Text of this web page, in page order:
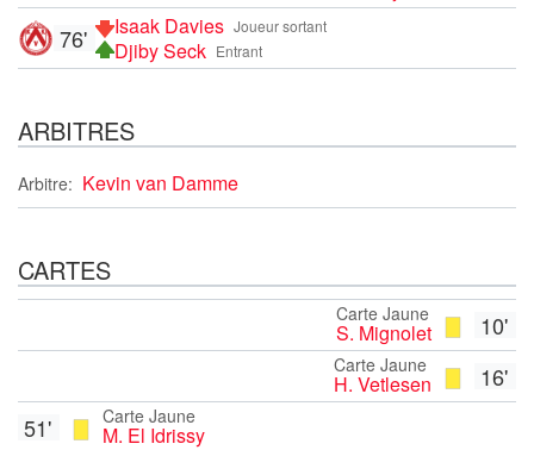
Joueur sortant
Isaak Davies
Entrant
Djiby Seck
76'
ARBITRES
Arbitre: Kevin van Damme
CARTES
10'
Carte Jaune
S. Mignolet
16'
Carte Jaune
H. Vetlesen
Carte Jaune
M. El Idrissy
51'